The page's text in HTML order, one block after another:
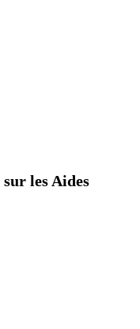
sur les Aides